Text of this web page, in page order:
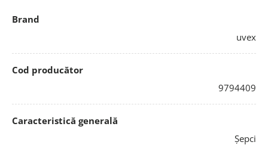
Brand
uvex
Cod producător
9794409
Caracteristică generală
Șepci